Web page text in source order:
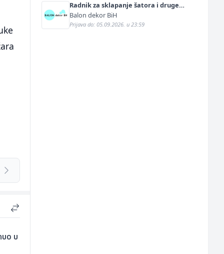
u
Radnik za sklapanje šatora i druge
prateće opreme (m/ž)
Balon dekor BiH
Prijava do: 05.09.2026. u 23:59